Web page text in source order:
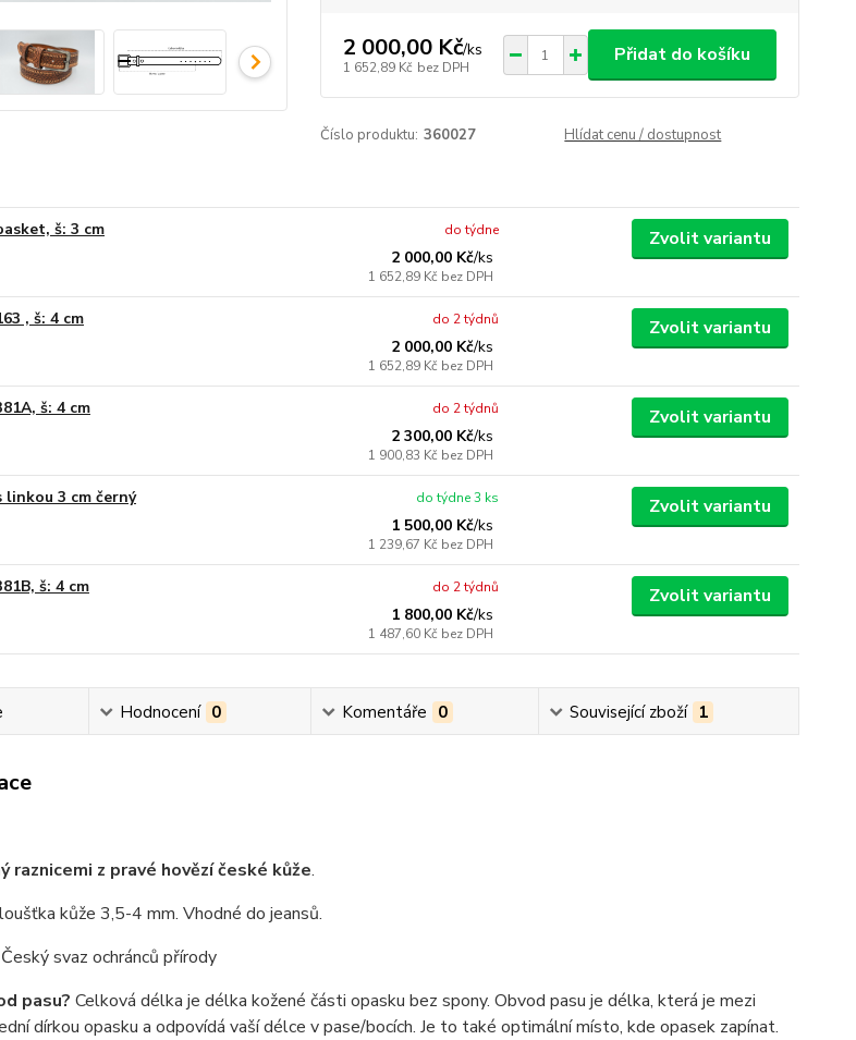
2 000,00 Kč/ks
1 652,89 Kč bez DPH
Přidat do košíku
Číslo produktu: 360027 Hlídat cenu / dostupnost
š: 3 cm
2 000,00 Kč/ks
1 652,89 Kč bez DPH
do týdne Zvolit variantu
, š: 4 cm
2 000,00 Kč/ks
1 652,89 Kč bez DPH
do 2 týdnů Zvolit variantu
š: 4 cm
2 300,00 Kč/ks
1 900,83 Kč bez DPH
do 2 týdnů Zvolit variantu
linkou 3 cm černý
1 500,00 Kč/ks
1 239,67 Kč bez DPH
do týdne 3 ks Zvolit variantu
š: 4 cm
1 800,00 Kč/ks
1 487,60 Kč bez DPH
do 2 týdnů Zvolit variantu
Hodnocení 0 Komentáře 0 Související zboží 1
raznicemi z pravé hovězí české kůže.
kůže 3,5-4 mm. Vhodné do jeansů.
svaz ochránců přírody
pasu? Celková délka je délka kožené části opasku bez spony. Obvod pasu je délka, která je mezi
dírkou opasku a odpovídá vaší délce v pase/bocích. Je to také optimální místo, kde opasek zapínat.